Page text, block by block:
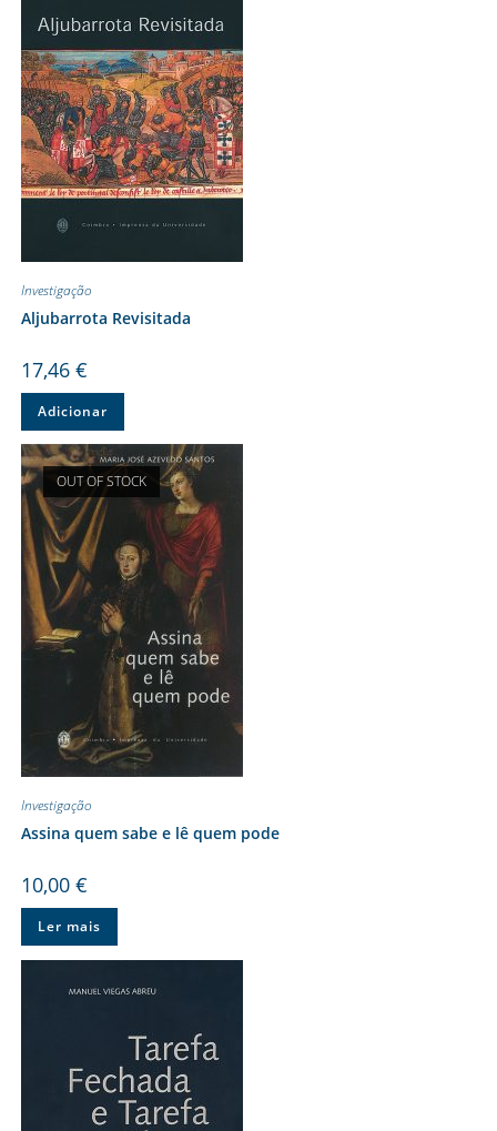
Investigação
Aljubarrota Revisitada
17,46 €
Adicionar
OUT OF STOCK
Investigação
Assina quem sabe e lê quem pode
10,00 €
Ler mais